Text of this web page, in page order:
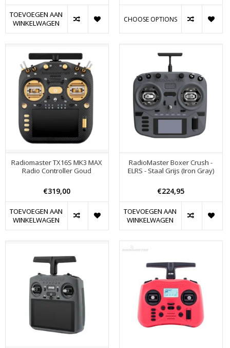
TOEVOEGEN AAN
WINKELWAGEN
CHOOSE OPTIONS
Radiomaster TX16S MK3 MAX
Radio Controller Goud
€319,00
TOEVOEGEN AAN
WINKELWAGEN
RadioMaster Boxer Crush -
ELRS - Staal Grijs (Iron Gray)
€224,95
TOEVOEGEN AAN
WINKELWAGEN